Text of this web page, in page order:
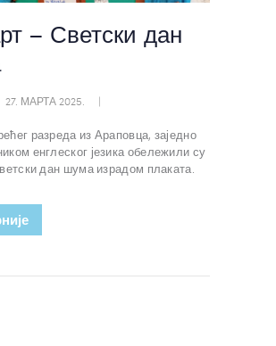
– Светски дан
27. МАРТА 2025.
разреда из Араповца, заједно
енглеског језика обележили су
дан шума израдом плаката.